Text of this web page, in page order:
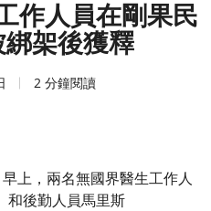
作人員在剛果民
架後獲釋
2 分鐘閱讀
上，兩名無國界醫生工作人
和後勤人員馬里斯